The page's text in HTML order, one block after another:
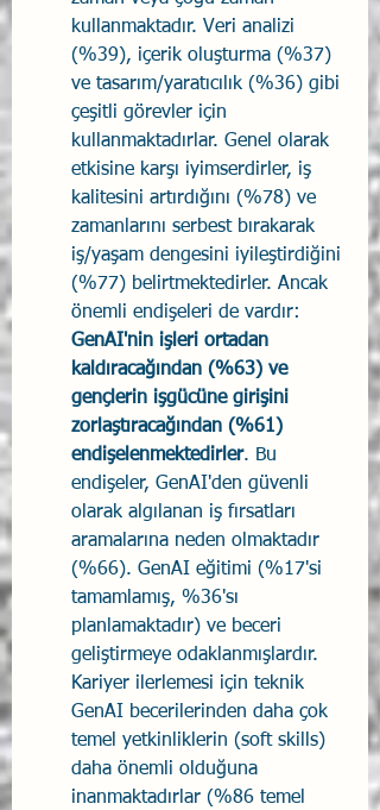
kullanmaktadır. Veri analizi
(%39), içerik oluşturma (%37)
ve tasarım/yaratıcılık (%36) gibi
çeşitli görevler için
kullanmaktadırlar. Genel olarak
etkisine karşı iyimserdirler, iş
kalitesini artırdığını (%78) ve
zamanlarını serbest bırakarak
iş/yaşam dengesini iyileştirdiğini
(%77) belirtmektedirler. Ancak
önemli endişeleri de vardır:
GenAI'nin işleri ortadan
kaldıracağından (%63) ve
gençlerin işgücüne girişini
zorlaştıracağından (%61)
endişelenmektedirler. Bu
endişeler, GenAI'den güvenli
olarak algılanan iş fırsatları
aramalarına neden olmaktadır
(%66). GenAI eğitimi (%17'si
tamamlamış, %36'sı
planlamaktadır) ve beceri
geliştirmeye odaklanmışlardır.
Kariyer ilerlemesi için teknik
GenAI becerilerinden daha çok
temel yetkinliklerin (soft skills)
daha önemli olduğuna
inanmaktadırlar (%86 temel